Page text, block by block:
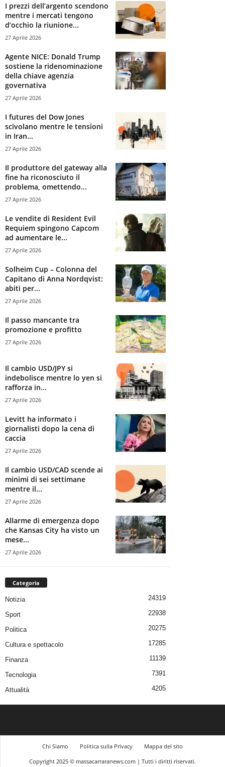
I prezzi dell’argento scendono
mentre i mercati tengono
d’occhio la riunione...
27 Aprile 2026
Agente NICE: Donald Trump
sostiene la ridenominazione
della chiave agenzia
governativa
27 Aprile 2026
I futures del Dow Jones
scivolano mentre le tensioni
in Iran...
27 Aprile 2026
Il produttore del gateway alla
fine ha riconosciuto il
problema, omettendo...
27 Aprile 2026
Le vendite di Resident Evil
Requiem spingono Capcom
ad aumentare le...
27 Aprile 2026
Solheim Cup – Colonna del
Capitano di Anna Nordqvist:
abiti per...
27 Aprile 2026
Il passo mancante tra
promozione e profitto
27 Aprile 2026
Il cambio USD/JPY si
indebolisce mentre lo yen si
rafforza in...
27 Aprile 2026
Levitt ha informato i
giornalisti dopo la cena di
caccia
27 Aprile 2026
Il cambio USD/CAD scende ai
minimi di sei settimane
mentre il...
27 Aprile 2026
Allarme di emergenza dopo
che Kansas City ha visto un
mese...
27 Aprile 2026
Categoria
Notizia 24319
Sport 22938
Politica 20275
Cultura e spettacolo 17285
Finanza 11139
Tecnologia 7391
Attualità 4205
Chi Siamo Politica sulla Privacy
Mappa del sito
Copyright 2025 © massacarraranews.com | Tutti i diritti riservati.